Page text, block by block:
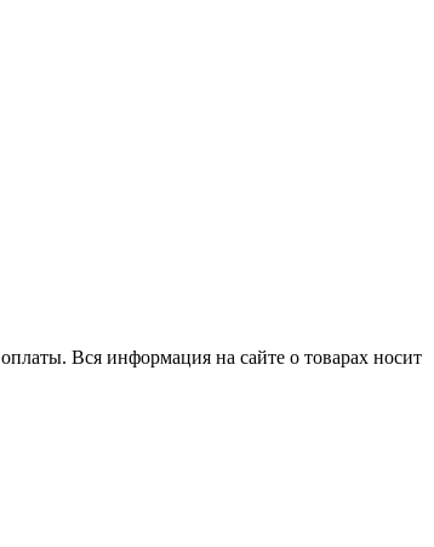
Вся информация на сайте о товарах носит